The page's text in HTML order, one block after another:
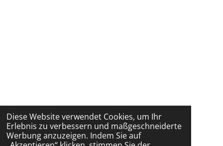
Diese Website verwendet Cookies, um Ihr
Erlebnis zu verbessern und maßgeschneiderte
Werbung anzuzeigen. Indem Sie auf